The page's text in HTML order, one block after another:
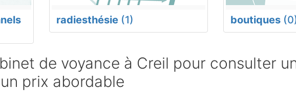
radiesthésie (1) boutiques
de voyance à Creil pour consulter
prix abordable